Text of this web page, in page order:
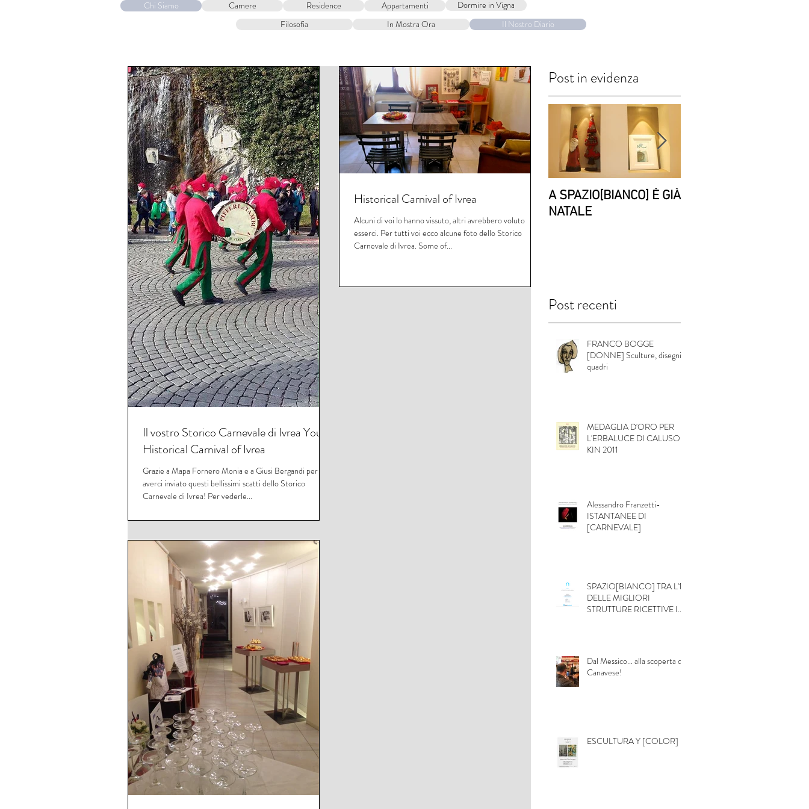
OSPITALITA' VISITE E DEGUSTAZIONI DOVE SIAMO
Chi Siamo Camere Residence Appartamenti
Dormire in Vigna
Filosofia
In Mostra Ora Il Nostro Diario
Il vostro Storico Carnevale di Ivrea Your
Historical Carnival of Ivrea
Grazie a Mapa Fornero Monia e a Giusi Bergandi per
averci inviato questi bellissimi scatti dello Storico
Carnevale di Ivrea! Per vederle...
Historical Carnival of Ivrea
Alcuni di voi lo hanno vissuto, altri avrebbero voluto
esserci. Per tutti voi ecco alcune foto dello Storico
Carnevale di Ivrea. Some of...
Post in evidenza
A SPAZIO[BIANCO] È GIÀ
NATALE
Post recenti
FRANCO BOGGE
[DONNE] Sculture, disegni e
quadri
MEDAGLIA D'ORO PER
L'ERBALUCE DI CALUSO
KIN 2011
Alessandro Franzetti-
ISTANTANEE DI
[CARNEVALE]
SPAZIO[BIANCO] TRA L'1%
DELLE MIGLIORI
STRUTTURE RICETTIVE IN
Dal Messico... alla scoperta del
Canavese!
ESCULTURA Y [COLOR]